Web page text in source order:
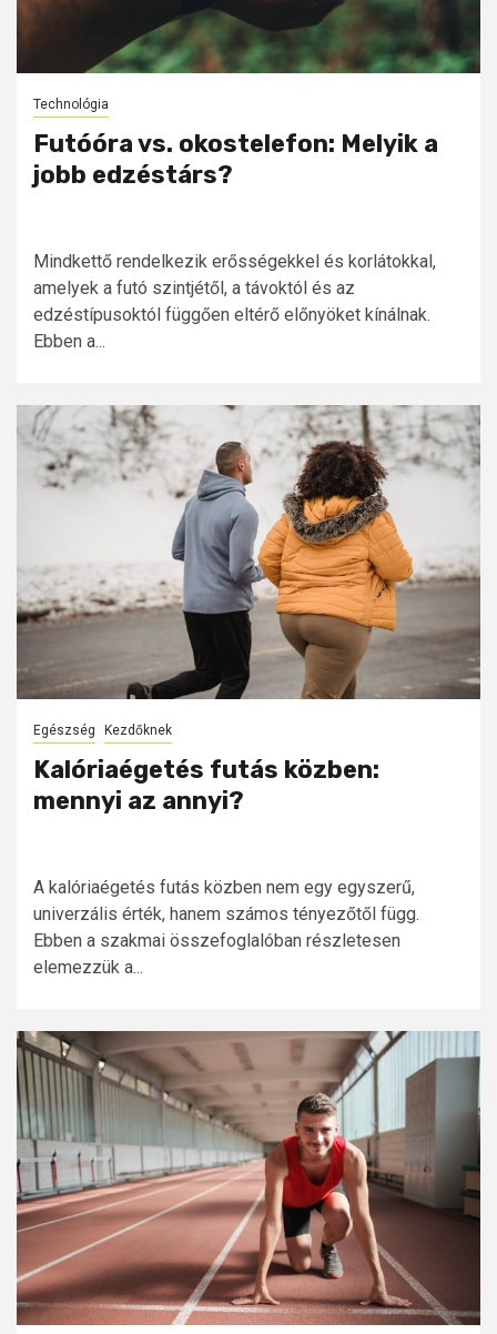
Technológia
Futóóra vs. okostelefon: Melyik a
jobb edzéstárs?
Mindkettő rendelkezik erősségekkel és korlátokkal,
amelyek a futó szintjétől, a távoktól és az
edzéstípusoktól függően eltérő előnyöket kínálnak.
Ebben a...
Egészség Kezdőknek
Kalóriaégetés futás közben:
mennyi az annyi?
A kalóriaégetés futás közben nem egy egyszerű,
univerzális érték, hanem számos tényezőtől függ.
Ebben a szakmai összefoglalóban részletesen
elemezzük a...